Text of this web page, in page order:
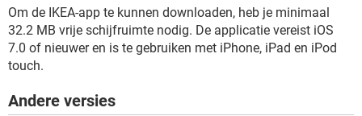
Om de IKEA-app te kunnen downloaden, heb je minimaal
32.2 MB vrije schijfruimte nodig. De applicatie vereist iOS
7.0 of nieuwer en is te gebruiken met iPhone, iPad en iPod
touch.
Andere versies